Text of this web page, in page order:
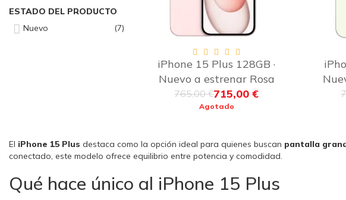
iPhone 15 Plus 128GB ·
Nuevo a estrenar Rosa
765,00 €715,00 €
Agotado
ESTADO DEL PRODUCTO
Nuevo
7
El iPhone 15 Plus destaca como la opción ideal para quienes buscan pantalla
conectado, este modelo ofrece equilibrio entre potencia y comodidad.
Qué hace único al iPhone 15 Plus